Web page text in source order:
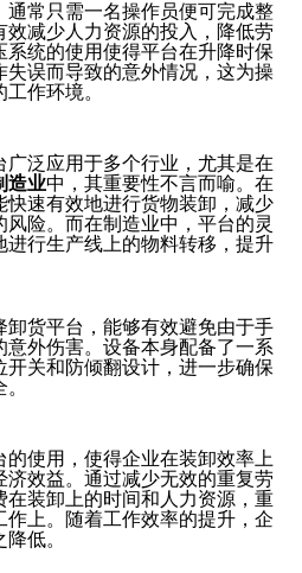
通常只需一名操作员便可完成整
效减少人力资源的投入，降低劳
统的使用使得平台在升降时保
失误而导致的意外情况，这为操
作环境。
泛应用于多个行业，尤其是在
造业中，其重要性不言而喻。在
快速有效地进行货物装卸，减少
险。而在制造业中，平台的灵
进行生产线上的物料转移，提升
卸货平台，能够有效避免由于手
意外伤害。设备本身配备了一系
关和防倾翻设计，进一步确保
使用，使得企业在装卸效率上
济效益。通过减少无效的重复劳
在装卸上的时间和人力资源，重
作上。随着工作效率的提升，企
低。